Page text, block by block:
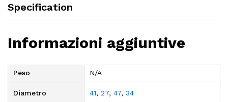
Specification
Informazioni aggiuntive
Peso N/A
Diametro 41, 27, 47, 34